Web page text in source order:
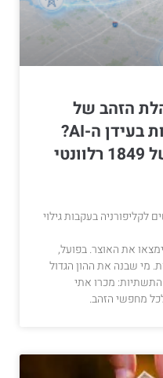
הזהב של
קליפורניה על השקעות בעידן ה-AI?
הלקח מבהלת הזהב של 1849 רלוונטי
לקליפורניה בעקבות גילוי
את האוצר. בפועל,
מי שבנה את ההון הגדול
מכרו אתי
מחפשי הזהב.